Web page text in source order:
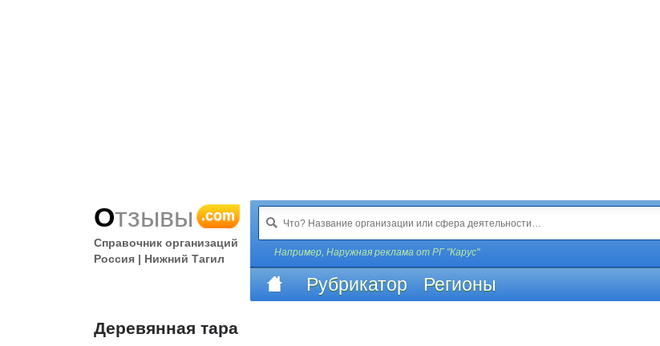
Отзывы .com
Справочник организаций
Россия | Нижний Тагил
Например, Наружная реклама от РГ "Карус"
Рубрикатор Регионы
Деревянная тара